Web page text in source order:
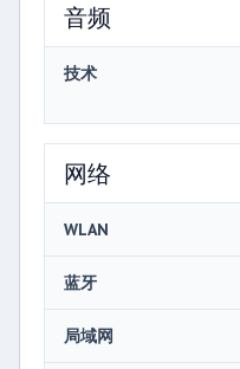
音频
技术
网络
WLAN
蓝牙
局域网